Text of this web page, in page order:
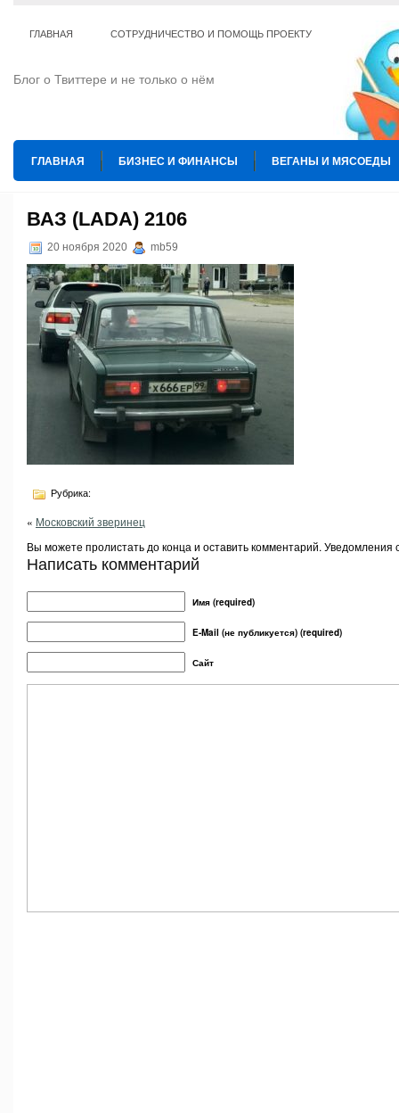
ГЛАВНАЯ СОТРУДНИЧЕСТВО И ПОМОЩЬ ПРОЕКТУ
Блог о Твиттере и не только о нём
ГЛАВНАЯ БИЗНЕС И ФИНАНСЫ ВЕГАНЫ И МЯСОЕДЫ
ТЕ КОГО ПРИРУЧИЛИ
ВАЗ (LADA) 2106
20 ноября 2020 mb59
Рубрика:
« Московский зверинец
Вы можете пролистать до конца и оставить комментарий. Уведомления
Написать комментарий
Имя (required)
E-Mail (не публикуется) (required)
Сайт